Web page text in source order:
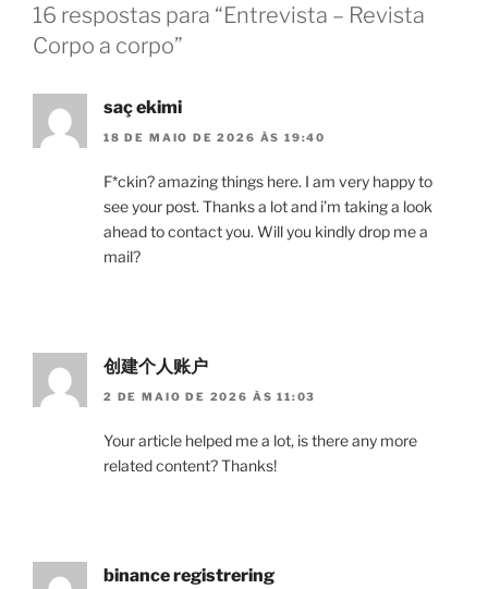
16 respostas para “Entrevista – Revista
Corpo a corpo”
saç ekimi
18 DE MAIO DE 2026 ÀS 19:40
F*ckin? amazing things here. I am very happy to
see your post. Thanks a lot and i’m taking a look
ahead to contact you. Will you kindly drop me a
mail?
创建个人账户
2 DE MAIO DE 2026 ÀS 11:03
Your article helped me a lot, is there any more
related content? Thanks!
binance registrering